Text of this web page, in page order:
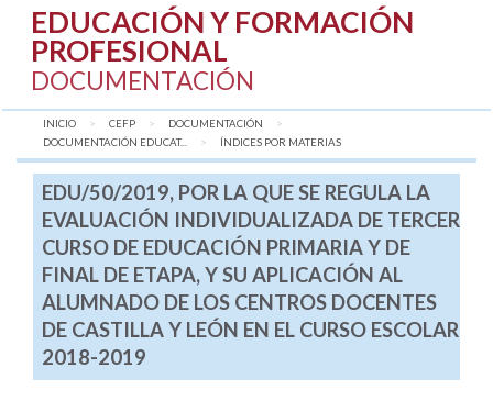
EDUCACIÓN Y FORMACIÓN
PROFESIONAL
DOCUMENTACIÓN
INICIO CEFP
DOCUMENTACIÓN
DOCUMENTACIÓN EDUCAT...
AQUÍ:
ÍNDICES POR MATERIAS
EDU/50/2019, POR LA QUE SE REGULA LA
EVALUACIÓN INDIVIDUALIZADA DE TERCER
CURSO DE EDUCACIÓN PRIMARIA Y DE
FINAL DE ETAPA, Y SU APLICACIÓN AL
ALUMNADO DE LOS CENTROS DOCENTES
DE CASTILLA Y LEÓN EN EL CURSO ESCOLAR
2018-2019